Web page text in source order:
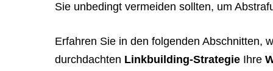
Sie unbedingt vermeiden sollten, um
Erfahren Sie in den folgenden Abschnitten,
durchdachten Linkbuilding-Strategie Ihre